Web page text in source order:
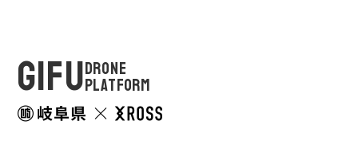
GIFUDRONE
PLATFORM